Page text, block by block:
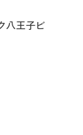
八王子ビ